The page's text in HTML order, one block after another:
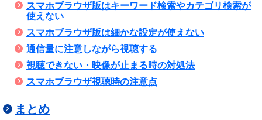
スマホブラウザ版はキーワード検索やカテゴリ検索が
使えない
スマホブラウザ版は細かな設定が使えない
通信量に注意しながら視聴する
視聴できない・映像が止まる時の対処法
スマホブラウザ視聴時の注意点
まとめ